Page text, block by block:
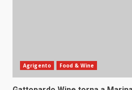
Agrigento Food & Wine